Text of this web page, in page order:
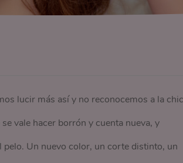
lucir más así y no reconocemos a la
vale hacer borrón y cuenta nueva, y
pelo. Un nuevo color, un corte distinto, un